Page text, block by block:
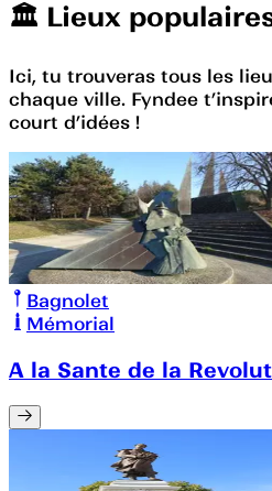
🏛️️ Lieux
Ici, tu trouveras tous les
chaque ville. Fyndee
court d’idées !
Bagnolet
Mémorial
A la Sante de la